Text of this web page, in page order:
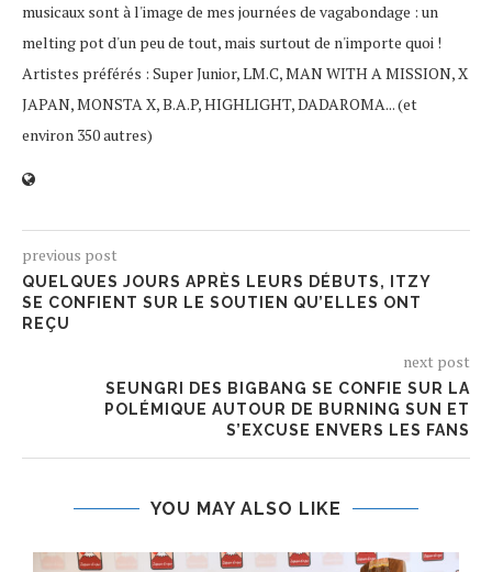
musicaux sont à l'image de mes journées de vagabondage : un
melting pot d'un peu de tout, mais surtout de n'importe quoi !
Artistes préférés : Super Junior, LM.C, MAN WITH A MISSION, X
JAPAN, MONSTA X, B.A.P, HIGHLIGHT, DADAROMA... (et
environ 350 autres)
previous post
QUELQUES JOURS APRÈS LEURS DÉBUTS, ITZY
SE CONFIENT SUR LE SOUTIEN QU’ELLES ONT
REÇU
next post
SEUNGRI DES BIGBANG SE CONFIE SUR LA
POLÉMIQUE AUTOUR DE BURNING SUN ET
S’EXCUSE ENVERS LES FANS
YOU MAY ALSO LIKE